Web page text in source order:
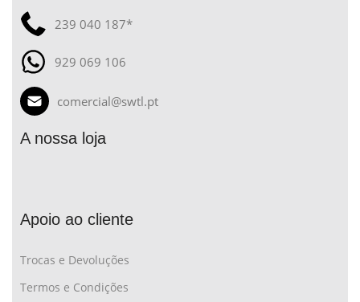
239 040 187*
929 069 106
comercial@swtl.pt
A nossa loja
Apoio ao cliente
Trocas e Devoluções
Termos e Condições